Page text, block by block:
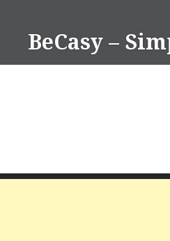
contentBeCasy –